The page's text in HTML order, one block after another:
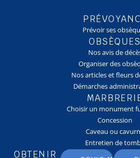
Prévoir ses
OBSÈQUES
Nos avis de
Organiser des
Nos articles et fleurs
Démarches
Choisir un monument
Concession
Caveau ou
Entretien de
OBTENIR